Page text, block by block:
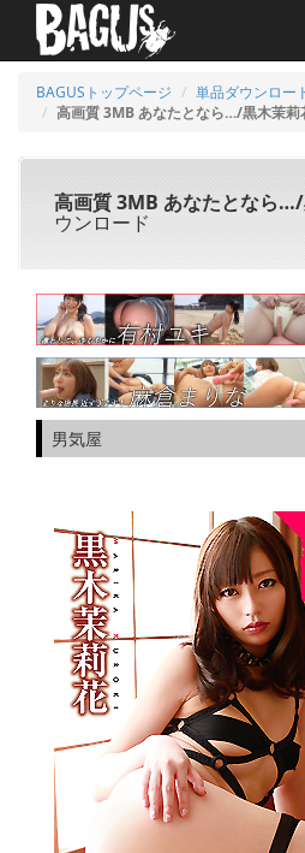
BAGUSトップページ
単品ダウンロー
高画質 3MB あなたとなら…/黒木茉莉
高画質 3MB あなたとなら
ウンロード
男気屋